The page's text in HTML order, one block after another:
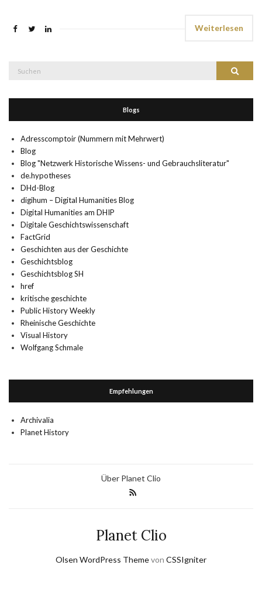
Weiterlesen
Suchen
Blogs
Adresscomptoir (Nummern mit Mehrwert)
Blog
Blog "Netzwerk Historische Wissens- und Gebrauchsliteratur"
de.hypotheses
DHd-Blog
digihum – Digital Humanities Blog
Digital Humanities am DHIP
Digitale Geschichtswissenschaft
FactGrid
Geschichten aus der Geschichte
Geschichtsblog
Geschichtsblog SH
href
kritische geschichte
Public History Weekly
Rheinische Geschichte
Visual History
Wolfgang Schmale
Empfehlungen
Archivalia
Planet History
Über Planet Clio
Planet Clio
Olsen WordPress Themevon CSSIgniter